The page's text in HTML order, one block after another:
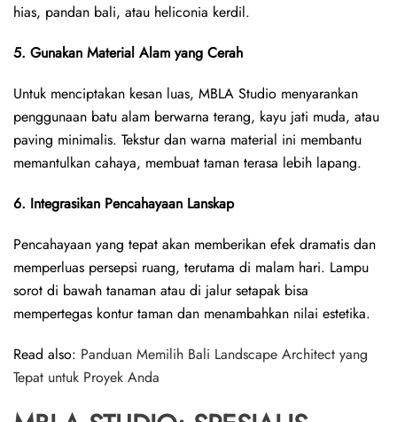
hias, pandan bali, atau heliconia kerdil.
5. Gunakan Material Alam yang Cerah
Untuk menciptakan kesan luas, MBLA Studio menyarankan
penggunaan batu alam berwarna terang, kayu jati muda, atau
paving minimalis. Tekstur dan warna material ini membantu
memantulkan cahaya, membuat taman terasa lebih lapang.
6. Integrasikan Pencahayaan Lanskap
Pencahayaan yang tepat akan memberikan efek dramatis dan
memperluas persepsi ruang, terutama di malam hari. Lampu
sorot di bawah tanaman atau di jalur setapak bisa
mempertegas kontur taman dan menambahkan nilai estetika.
Read also: Panduan Memilih Bali Landscape Architect yang
Tepat untuk Proyek Anda